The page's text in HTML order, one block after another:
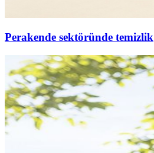
Perakende sektöründe temizlik